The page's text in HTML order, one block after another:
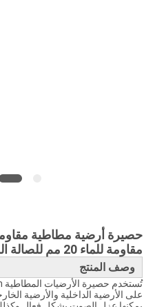
حصيرة أرضية مطاطية مقاومة
مقاومة للماء 20 مم للصالة الرياضية
وصف المنتج
على الأرضية الداخلية والأرضية